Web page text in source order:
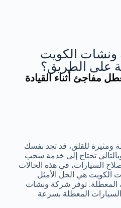
الكويت
على الطريق؟
مفاجئ أثناء القيادة
ومثيرة للقلق، قد تجد نفسك
تحتاج إلى خدمة سحب
السيارات، في هذه الحالات
الكويت هي الحل الأمثل
توفر شركة ونشات
المعطلة بسرعة